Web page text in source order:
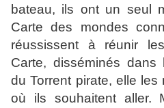
bateau, ils ont un seul
Carte des mondes
réussissent à réunir
Carte, disséminés dans
du Torrent pirate, elle
où ils souhaitent aller.